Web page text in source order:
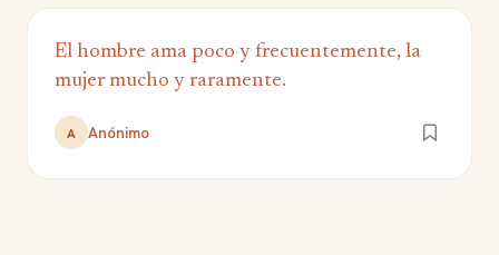
El hombre ama poco y frecuentemente, la
mujer mucho y raramente.
A Anónimo